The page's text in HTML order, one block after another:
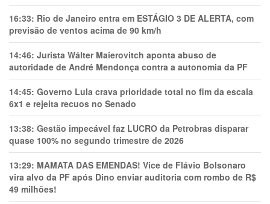
16:33: Rio de Janeiro entra em ESTÁGIO 3 DE ALERTA, com
previsão de ventos acima de 90 km/h
14:46: Jurista Wálter Maierovitch aponta abuso de
autoridade de André Mendonça contra a autonomia da PF
14:45: Governo Lula crava prioridade total no fim da escala
6x1 e rejeita recuos no Senado
13:38: Gestão impecável faz LUCRO da Petrobras disparar
quase 100% no segundo trimestre de 2026
13:29: MAMATA DAS EMENDAS! Vice de Flávio Bolsonaro
vira alvo da PF após Dino enviar auditoria com rombo de R$
49 milhões!